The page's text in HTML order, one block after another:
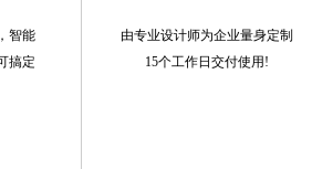
智能
搞定
由专业设计师为企业量身定制
15个工作日交付使用!